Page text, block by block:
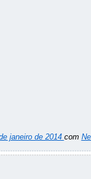
janeiro de 2014 com